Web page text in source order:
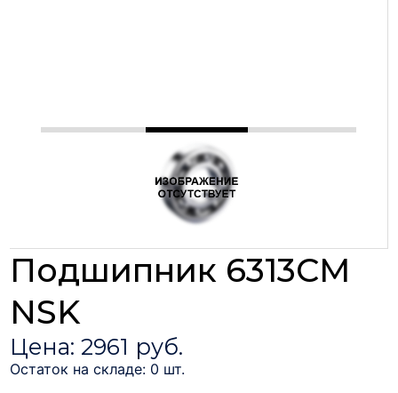
Подшипник 6313CM
NSK
Цена: 2961 руб.
Остаток на складе: 0 шт.